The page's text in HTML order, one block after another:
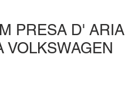
PRESA D' ARIA
VOLKSWAGEN